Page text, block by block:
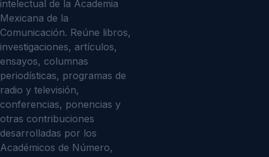
intelectual de la Academia
Mexicana de la
Comunicación. Reúne libros,
investigaciones, artículos,
ensayos, columnas
periodísticas, programas de
radio y televisión,
conferencias, ponencias y
otras contribuciones
desarrolladas por los
Académicos de Número,